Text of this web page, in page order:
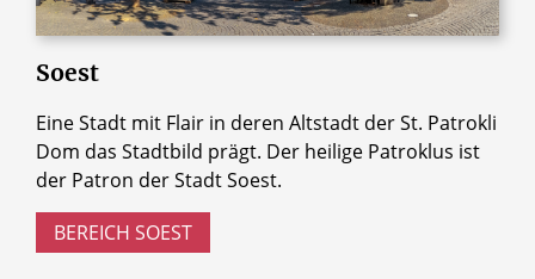
Soest
Eine Stadt mit Flair in deren Altstadt der St. Patrokli
Dom das Stadtbild prägt. Der heilige Patroklus ist
der Patron der Stadt Soest.
BEREICH SOEST